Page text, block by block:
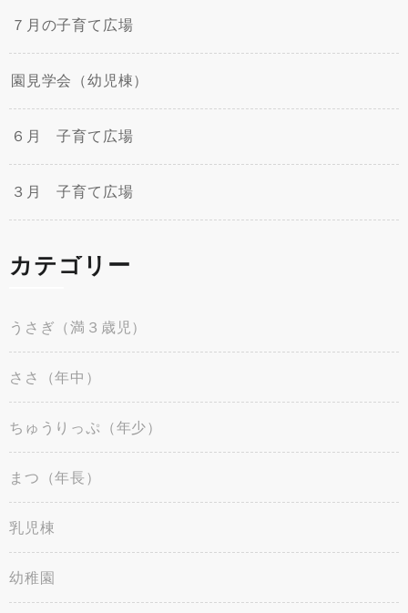
７月の子育て広場
園見学会（幼児棟）
６月 子育て広場
３月 子育て広場
カテゴリー
うさぎ（満３歳児）
ささ（年中）
ちゅうりっぷ（年少）
まつ（年長）
乳児棟
幼稚園